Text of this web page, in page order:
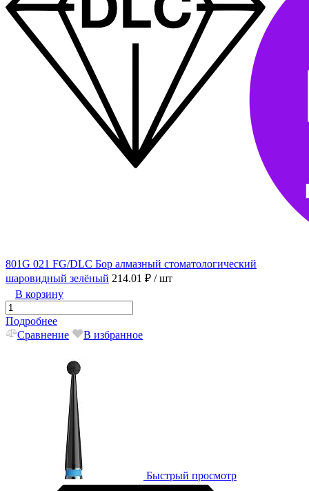
801G 021 FG/DLC Бор алмазный стоматологический
шаровидный зелёный 214.01 ₽ / шт
В корзину
Подробнее
Сравнение
В избранное
Быстрый просмотр